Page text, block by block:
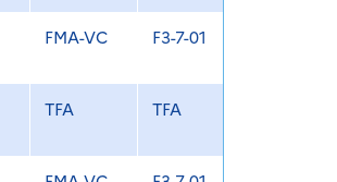
FMA-VC F3-7-01
TFA TFA